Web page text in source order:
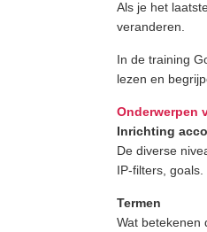
Als je het
veranderen.
In de training
lezen en
Onderwerpen
Inrichting
De diverse
IP-filters, goals.
Termen
Wat betekenen